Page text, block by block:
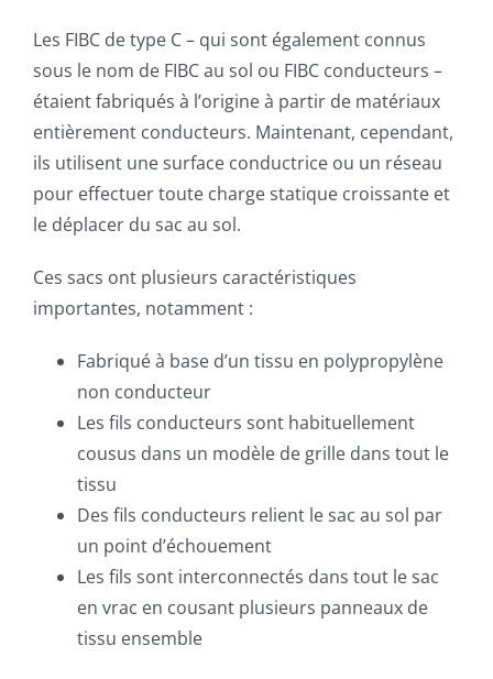
Les FIBC de type C – qui sont également connus
sous le nom de FIBC au sol ou FIBC conducteurs –
étaient fabriqués à l’origine à partir de matériaux
entièrement conducteurs. Maintenant, cependant,
ils utilisent une surface conductrice ou un réseau
pour effectuer toute charge statique croissante et
le déplacer du sac au sol.
Ces sacs ont plusieurs caractéristiques
importantes, notamment :
Fabriqué à base d’un tissu en polypropylène
non conducteur
Les fils conducteurs sont habituellement
cousus dans un modèle de grille dans tout le
tissu
Des fils conducteurs relient le sac au sol par
un point d’échouement
Les fils sont interconnectés dans tout le sac
en vrac en cousant plusieurs panneaux de
tissu ensemble